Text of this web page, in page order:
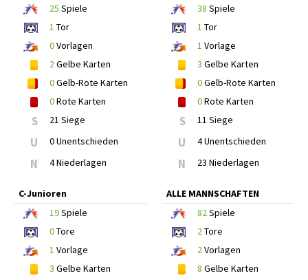
25 Spiele
1 Tor
0Vorlagen
2Gelbe Karten
0Gelb-Rote Karten
0Rote Karten
S 21 Siege
U 0 Unentschieden
N 4 Niederlagen
38 Spiele
1 Tor
1 Vorlage
3 Gelbe Karten
0Gelb-Rote Karten
0Rote Karten
S 11 Siege
U 4 Unentschieden
N 23 Niederlagen
C-Junioren
19Spiele
0Tore
1 Vorlage
3 Gelbe Karten
ALLE MANNSCHAFTEN
82Spiele
2Tore
2Vorlagen
8 Gelbe Karten